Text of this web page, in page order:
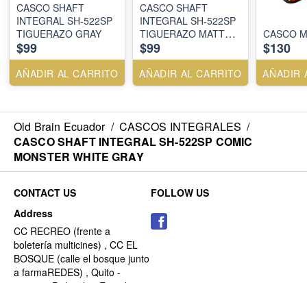
CASCO SHAFT
INTEGRAL SH-522SP
TIGUERAZO GRAY
$99
AÑADIR AL CARRITO
CASCO SHAFT
INTEGRAL SH-522SP
TIGUERAZO MATT
NEON ORANGE
$99
AÑADIR AL CARRITO
CASCO
$130
AÑADIR
Old Brain Ecuador / CASCOS INTEGRALES /
CASCO SHAFT INTEGRAL SH-522SP COMIC
MONSTER WHITE GRAY
CONTACT US
Address
CC RECREO (frente a
boletería multicines) , CC EL
BOSQUE (calle el bosque junto
a farmaREDES) , Quito -
FOLLOW US